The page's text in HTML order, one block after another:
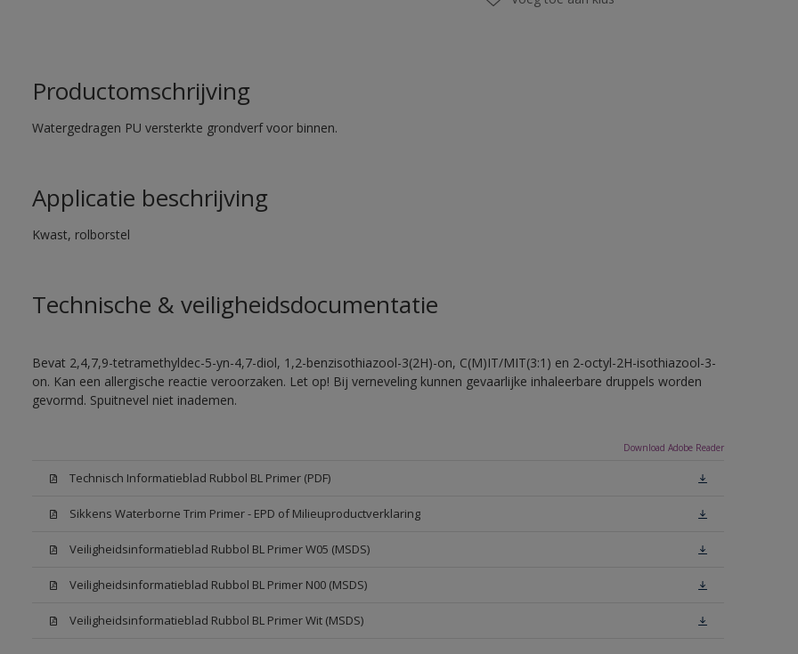
Productomschrijving
Watergedragen PU versterkte grondverf voor binnen.
Applicatie beschrijving
Kwast, rolborstel
Technische & veiligheidsdocumentatie
Bevat 2,4,7,9-tetramethyldec-5-yn-4,7-diol, 1,2-benzisothiazool-3(2H)-on, C(M)IT/MIT(3:1) en 2-octyl-2H-isothiazool-3-
on. Kan een allergische reactie veroorzaken. Let op! Bij verneveling kunnen gevaarlijke inhaleerbare druppels worden
gevormd. Spuitnevel niet inademen.
Download Adobe Reader
Technisch Informatieblad Rubbol BL Primer (PDF)
Sikkens Waterborne Trim Primer - EPD of Milieuproductverklaring
Veiligheidsinformatieblad Rubbol BL Primer W05 (MSDS)
Veiligheidsinformatieblad Rubbol BL Primer N00 (MSDS)
Veiligheidsinformatieblad Rubbol BL Primer Wit (MSDS)